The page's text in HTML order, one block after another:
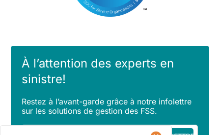
À l’attention des experts en
sinistre!
Restez à l’avant-garde grâce à notre infolettre
sur les solutions de gestion des FSS.